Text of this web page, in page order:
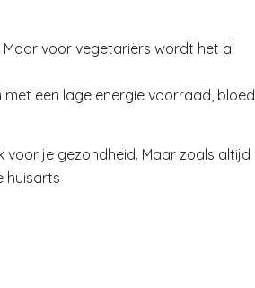
voor vegetariërs wordt het al
een lage energie voorraad, bloed
voor je gezondheid. Maar zoals altijd
huisarts